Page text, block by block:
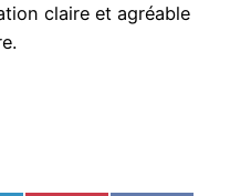
claire et agréable